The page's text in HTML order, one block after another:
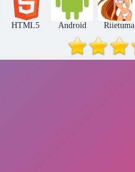
Tõeline suur
veoauto mäng
Obby: Parkour
Ragdolliga
HTML5 Android Riietuma